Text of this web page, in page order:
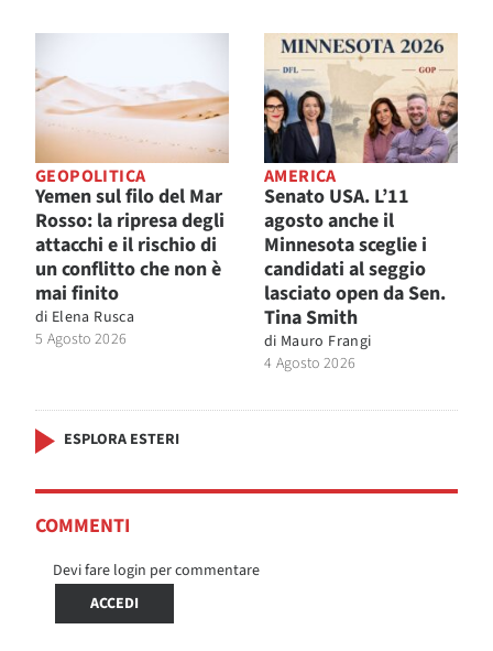
GEOPOLITICA
Yemen sul filo del Mar
Rosso: la ripresa degli
attacchi e il rischio di
un conflitto che non è
mai finito
di Elena Rusca
5 Agosto 2026
AMERICA
Senato USA. L’11
agosto anche il
Minnesota sceglie i
candidati al seggio
lasciato open da Sen.
Tina Smith
di Mauro Frangi
4 Agosto 2026
ESPLORA ESTERI
COMMENTI
Devi fare login per commentare
ACCEDI